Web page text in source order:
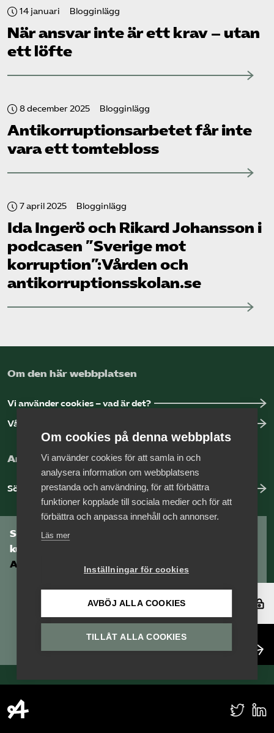
14 januari Blogginlägg
När ansvar inte är ett krav – utan
ett löfte
8 december 2025 Blogginlägg
Antikorruptions­arbetet får inte
vara ett tomtebloss
7 april 2025 Blogginlägg
Ida Ingerö och Rikard Johansson i
podcasen ”Sverige mot
korruption”:Vården och
antikorruptionsskolan.se
Om den här webbplatsen
Vi använder cookies – vad är det?
Vår dataskyddspolicy
Arbeta hos Vårdföretagarna?
Sök jobb hos oss
Som medlem har du tillgång till vår digitala
kunskapsbank
Arbetsgivarguiden
Logga in
Om cookies på denna webbplats
Vi använder cookies för att samla in och
analysera information om webbplatsens
prestanda och användning, för att förbättra
funktioner kopplade till sociala medier och för att
förbättra och anpassa innehåll och annonser.
Läs mer
Inställningar för cookies
AVBÖJ ALLA COOKIES
TILLÅT ALLA COOKIES